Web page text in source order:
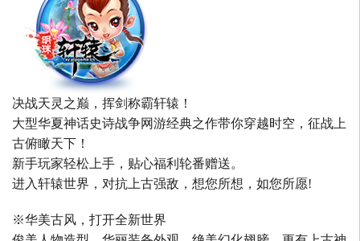
决战天灵之巅，挥剑称霸轩辕！
大型华夏神话史诗战争网游经典之作带你穿越时空，征战上
古俯瞰天下！
新手玩家轻松上手，贴心福利轮番赠送。
进入轩辕世界，对抗上古强敌，想您所想，如您所愿!
※华美古风，打开全新世界